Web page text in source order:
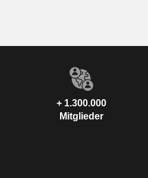
+ 1.300.000
Mitglieder